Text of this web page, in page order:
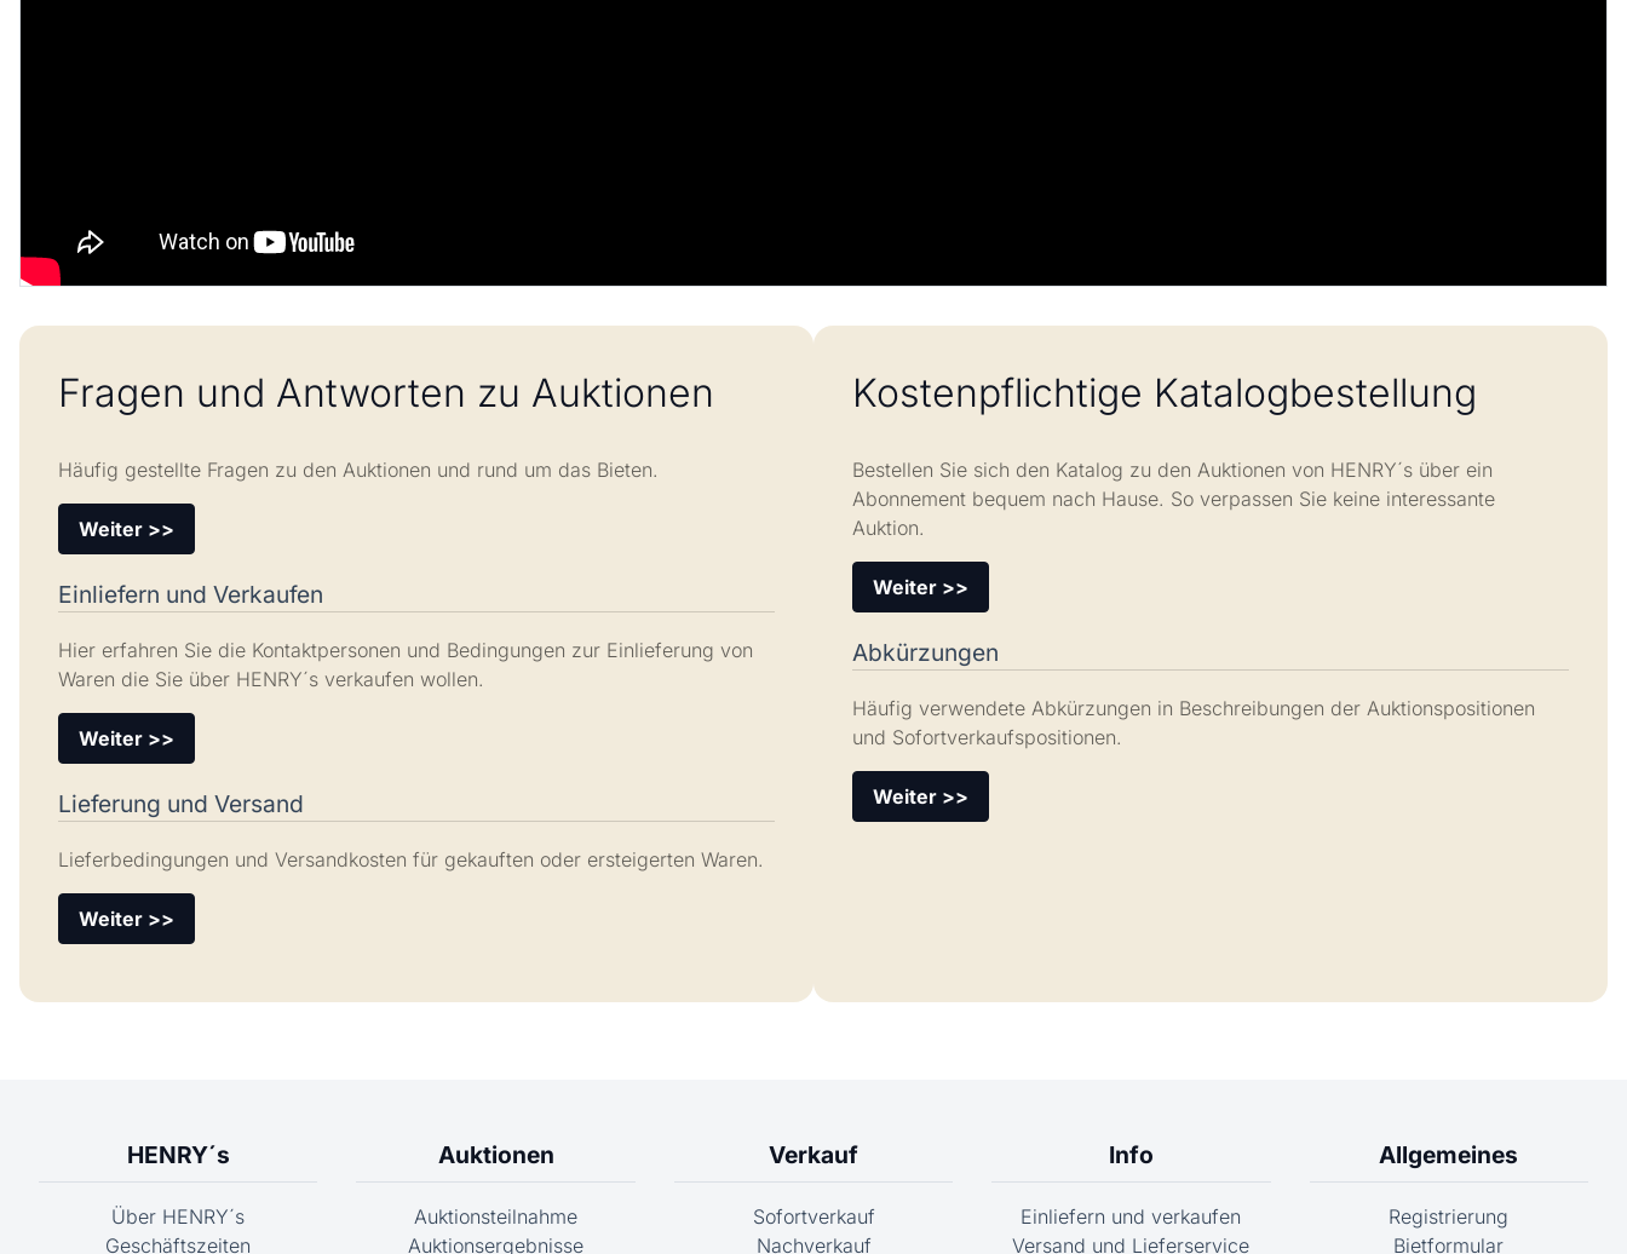
Fragen und Antworten zu Auktionen
Häufig gestellte Fragen zu den Auktionen und rund um das Bieten.
Weiter >>
Einliefern und Verkaufen
Hier erfahren Sie die Kontaktpersonen und Bedingungen zur Einlieferung von
Waren die Sie über HENRY´s verkaufen wollen.
Weiter >>
Lieferung und Versand
Lieferbedingungen und Versandkosten für gekauften oder ersteigerten Waren.
Weiter >>
Kostenpflichtige Katalogbestellung
Bestellen Sie sich den Katalog zu den Auktionen von HENRY´s über ein
Abonnement bequem nach Hause. So verpassen Sie keine interessante
Auktion.
Weiter >>
Abkürzungen
Häufig verwendete Abkürzungen in Beschreibungen der Auktionspositionen
und Sofortverkaufspositionen.
Weiter >>
HENRY´s
Über HENRY´s
Geschäftszeiten
Auktionen
Auktionsteilnahme
Auktionsergebnisse
Verkauf
Sofortverkauf
Nachverkauf
Info
Einliefern und verkaufen
Versand und Lieferservice
Allgemeines
Registrierung
Bietformular